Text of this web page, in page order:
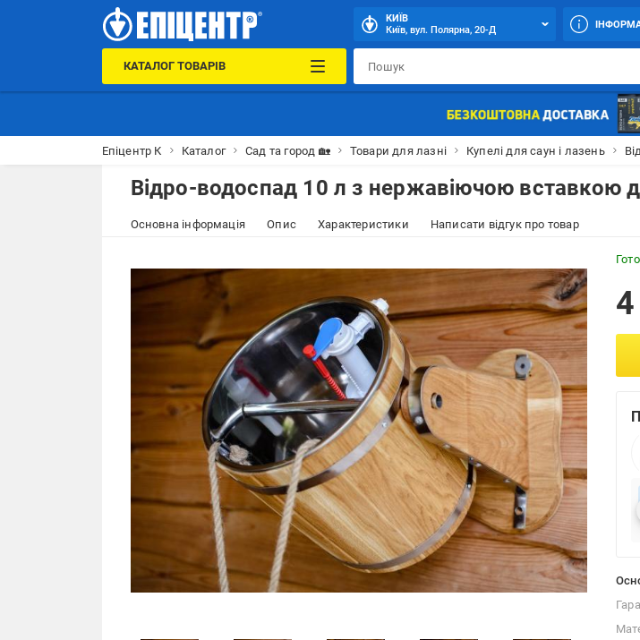
КИЇВ
Київ, вул. Полярна, 20-Д
КАТАЛОГ ТОВАРІВ
Епіцентр К Каталог Сад та город 🏡 Товари для лазні Купелі для саун і лазень
Відро-водоспад 10 л з нержавіючою вставкою
Основна інформація Опис Характеристики Написати відгук про товар